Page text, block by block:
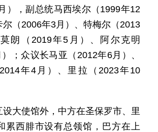
），副总统马西埃尔（1999年12
尔（2006年3月）、特梅尔（2013
朗（2019年5月）、阿尔克明
）；众议长马亚（2012年6月）、
年4月）、里拉（2023年10
设大使馆外，中方在圣保罗市、里
累西腓市设有总领馆，巴方在上